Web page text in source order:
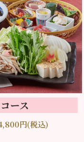
ース
円(税込)